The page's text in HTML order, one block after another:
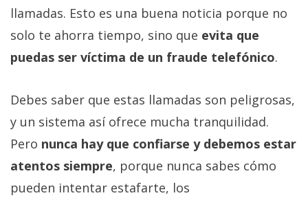
llamadas. Esto es una buena noticia porque no
solo te ahorra tiempo, sino que evita que
puedas ser víctima de un fraude telefónico.
Debes saber que estas llamadas son peligrosas,
y un sistema así ofrece mucha tranquilidad.
Pero nunca hay que confiarse y debemos estar
atentos siempre, porque nunca sabes cómo
pueden intentar estafarte, los